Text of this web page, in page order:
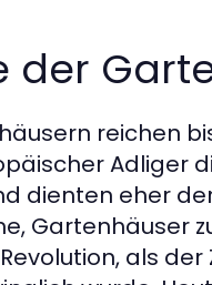
der
reichen
Adliger
dienten eher
Gartenhäuser
als